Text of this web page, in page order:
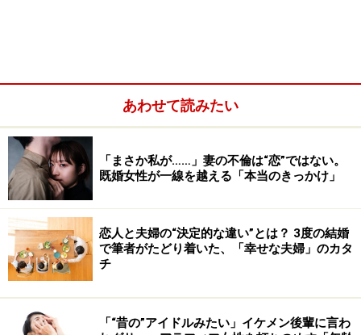
恋愛感情を抱いている時の相手に対する振る舞いは、複
雑なように見えて意外と単純です。
ている場合、素直な人なら相手に好かれるよう気を使い
ますが、照れ屋ならば、逆に本音を隠してぎこちない振
あわせて読みたい
「まさか私が……」妻の不倫は“恋”ではない。
既婚女性が一線を越える「本当のきっかけ」
恋人と夫婦の“決定的な違い”とは？ 3度の結婚
で筆者がたどり着いた、「幸せな夫婦」のカタ
チ
「“昔の”アイドルみたい」イケメン後輩に言わ